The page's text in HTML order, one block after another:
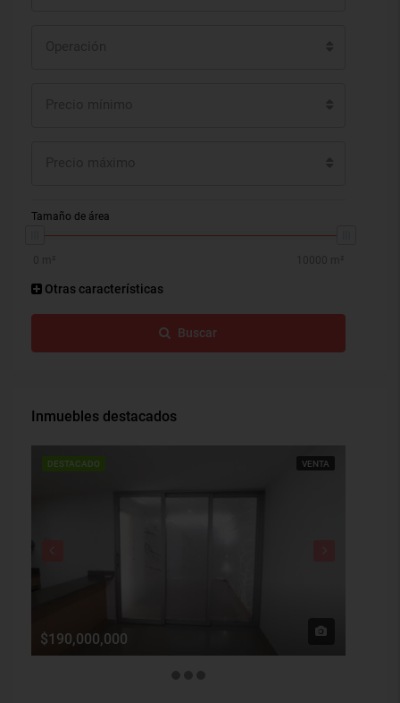
Tamaño de área
Otras características
Buscar
Inmuebles destacados
DESTACADO VENTA
$190,000,000